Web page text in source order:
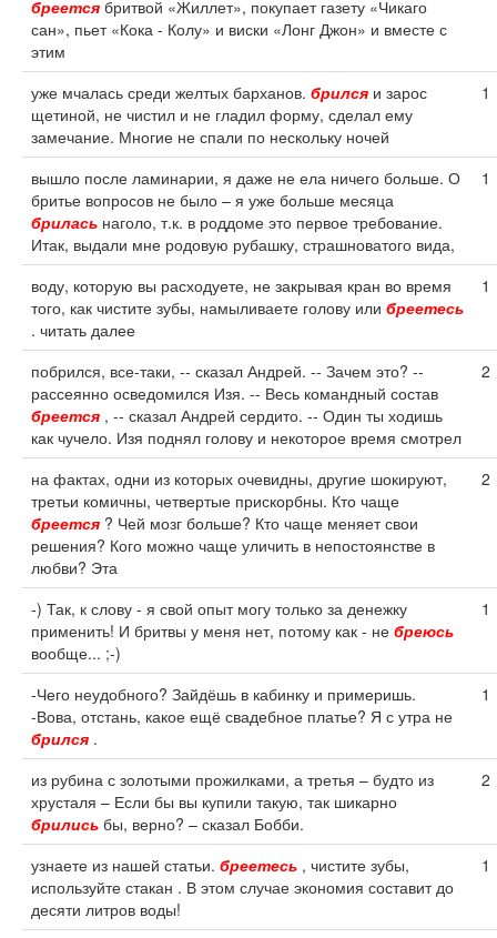
бреется бритвой «Жиллет», покупает газету «Чикаго
сан», пьет «Кока - Колу» и виски «Лонг Джон» и вместе с
этим
уже мчалась среди желтых барханов. брился и зарос
щетиной, не чистил и не гладил форму, сделал ему
замечание. Многие не спали по нескольку ночей
1
вышло после ламинарии, я даже не ела ничего больше. О
бритье вопросов не было – я уже больше месяца
брилась наголо, т.к. в роддоме это первое требование.
Итак, выдали мне родовую рубашку, страшноватого вида,
1
воду, которую вы расходуете, не закрывая кран во время
того, как чистите зубы, намыливаете голову или бреетесь
. читать далее
1
побрился, все-таки, -- сказал Андрей. -- Зачем это? --
рассеянно осведомился Изя. -- Весь командный состав
бреется , -- сказал Андрей сердито. -- Один ты ходишь
как чучело. Изя поднял голову и некоторое время смотрел
2
на фактах, одни из которых очевидны, другие шокируют,
третьи комичны, четвертые прискорбны. Кто чаще
бреется ? Чей мозг больше? Кто чаще меняет свои
решения? Кого можно чаще уличить в непостоянстве в
любви? Эта
2
-) Так, к слову - я свой опыт могу только за денежку
применить! И бритвы у меня нет, потому как - не бреюсь
вообще... ;-)
1
-Чего неудобного? Зайдёшь в кабинку и примеришь.
-Вова, отстань, какое ещё свадебное платье? Я с утра не
брился .
1
из рубина с золотыми прожилками, а третья – будто из
хрусталя – Если бы вы купили такую, так шикарно
брились бы, верно? – сказал Бобби.
2
узнаете из нашей статьи. бреетесь , чистите зубы,
используйте стакан . В этом случае экономия составит до
десяти литров воды!
1